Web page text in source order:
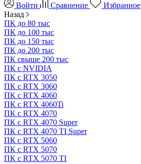
Войти
Сравнение
Избранное
Назад
ПК до 80 тыс
ПК до 100 тыс
ПК до 150 тыс
ПК до 200 тыс
ПК свыше 200 тыс
ПК с NVIDIA
ПК с RTX 3050
ПК с RTX 3060
ПК с RTX 4060
ПК с RTX 4060Ti
ПК с RTX 4070
ПК с RTX 4070 Super
ПК с RTX 4070 TI Super
ПК с RTX 5060
ПК с RTX 5070
ПК с RTX 5070 TI